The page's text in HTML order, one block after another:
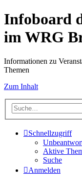
Infoboard
im WRG
Informationen zu
Themen
Zum Inhalt
Schnellzugriff
Aktive
Suche
Anmelden